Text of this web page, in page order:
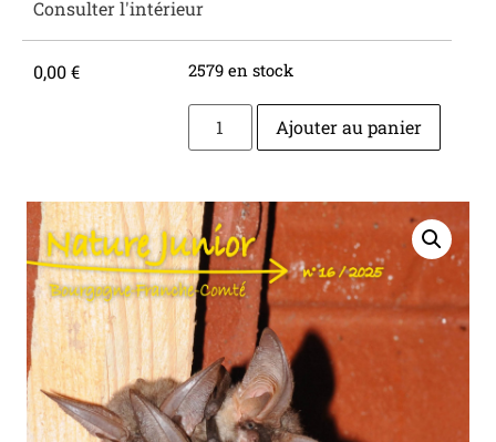
Consulter l'intérieur
0,00€ 2579 en stock
Ajouter au panier